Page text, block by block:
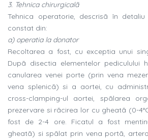
3. Tehnica chirurgicalã
Tehnica operatorie, descrisã în
constat din:
a) operatia la donator
Recoltarea a fost, cu exceptia unui
Dupã disectia elementelor pediculului
canularea venei porte (prin vena
vena splenicã) si a aortei, cu
cross-clamping-ul aortei, spãlarea
prezervare si rãcirea lor cu gheatã (0-
fost de 2-4 ore. Ficatul a fost
gheatã) si spãlat prin vena portã,